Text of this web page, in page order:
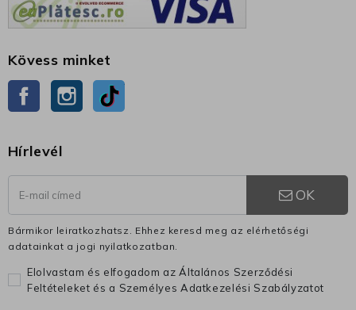
Kövess minket
FacebookInstagram
Hírlevél
OK
Bármikor leiratkozhatsz. Ehhez keresd meg az elérhetőségi
adatainkat a jogi nyilatkozatban.
Elolvastam és elfogadom az Általános Szerződési
Feltételeket és a Személyes Adatkezelési Szabályzatot